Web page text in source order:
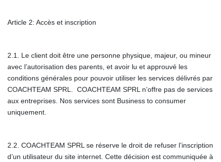
Article 2: Accès et inscription
2.1. Le client doit être une personne physique, majeur, ou mineur
avec l’autorisation des parents, et avoir lu et approuvé les
conditions générales pour pouvoir utiliser les services délivrés par
COACHTEAM SPRL. COACHTEAM SPRL n’offre pas de services
aux entreprises. Nos services sont Business to consumer
uniquement.
2.2. COACHTEAM SPRL se réserve le droit de refuser l’inscription
d’un utilisateur du site internet. Cette décision est communiquée à